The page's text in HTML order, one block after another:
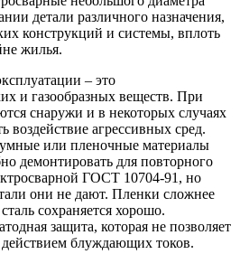
детали различного назначения,
конструкций и системы, вплоть
жилья.
– это
и газообразных веществ. При
снаружи и в некоторых случаях
воздействие агрессивных сред.
или пленочные материалы
демонтировать для повторного
ГОСТ 10704-91, но
они не дают. Пленки сложнее
сохраняется хорошо.
защита, которая не позволяет
действием блуждающих токов.